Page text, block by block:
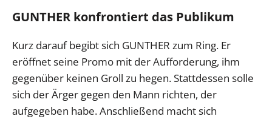
GUNTHER konfrontiert das Publikum
Kurz darauf begibt sich GUNTHER zum Ring. Er
eröffnet seine Promo mit der Aufforderung, ihm
gegenüber keinen Groll zu hegen. Stattdessen solle
sich der Ärger gegen den Mann richten, der
aufgegeben habe. Anschließend macht sich